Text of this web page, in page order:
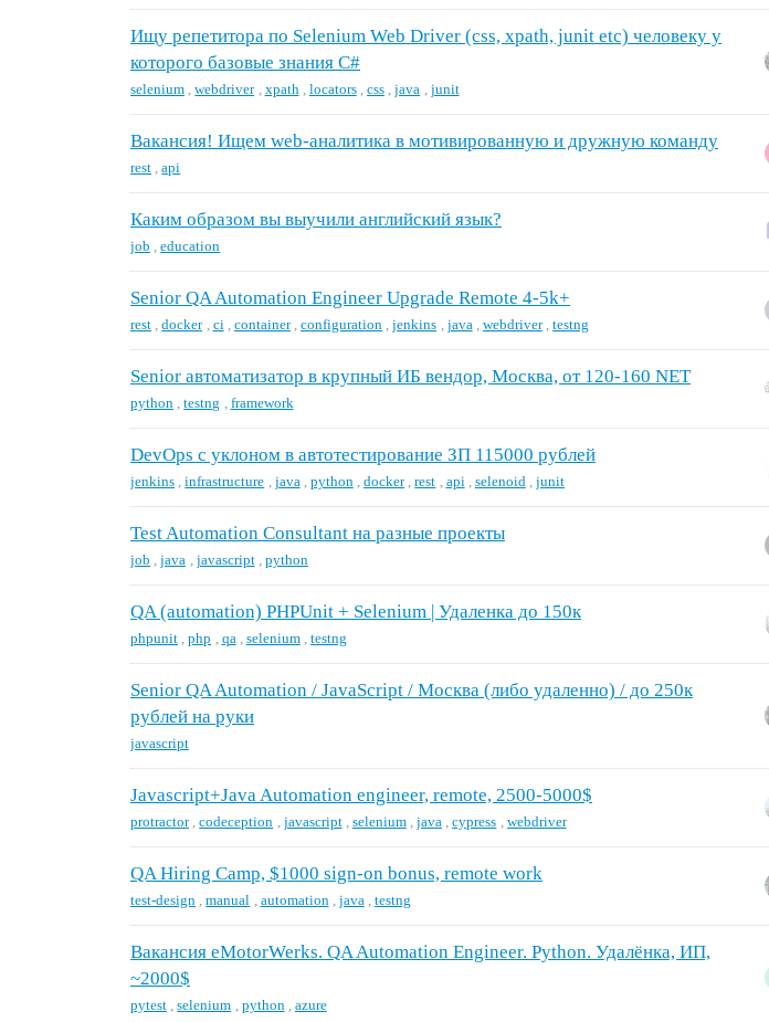
Ищу репетитора по Selenium Web Driver (css, xpath, junit etc) человеку у
которого базовые знания C#
selenium ,webdriver , xpath , locators ,css ,java , junit
Вакансия! Ищем web-аналитика в мотивированную и дружную команду
rest ,api
Каким образом вы выучили английский язык?
job ,education
Senior QA Automation Engineer Upgrade Remote 4-5k+
rest ,docker , ci , container ,configuration ,jenkins , java , webdriver ,testng
Senior автоматизатор в крупный ИБ вендор, Москва, от 120-160 NET
python ,testng , framework
DevOps с уклоном в автотестирование ЗП 115000 рублей
jenkins ,infrastructure , java , python ,docker ,rest , api , selenoid ,junit
Test Automation Consultant на разные проекты
job ,java , javascript , python
QA (automation) PHPUnit + Selenium | Удаленка до 150к
phpunit ,php , qa , selenium ,testng
Senior QA Automation / JavaScript / Москва (либо удаленно) / до 250к
рублей на руки
javascript
Javascript+Java Automation engineer, remote, 2500-5000$
protractor ,codeception , javascript , selenium ,java ,cypress , webdriver
QA Hiring Camp, $1000 sign-on bonus, remote work
test-design ,manual , automation , java ,testng
Вакансия eMotorWerks. QA Automation Engineer. Python. Удалёнка, ИП,
~2000$
pytest ,selenium , python , azure